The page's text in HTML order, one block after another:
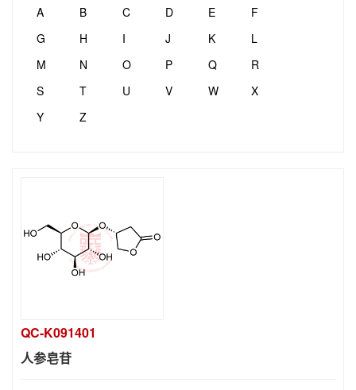
A B C D E
F
G
H I J K
L
M
N O P Q
R
S
T U V W
X
Y
Z
QC-K091401
人参皂苷